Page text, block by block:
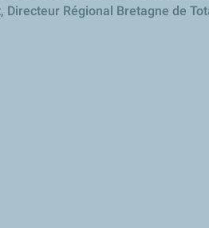
Directeur Régional Bretagne de